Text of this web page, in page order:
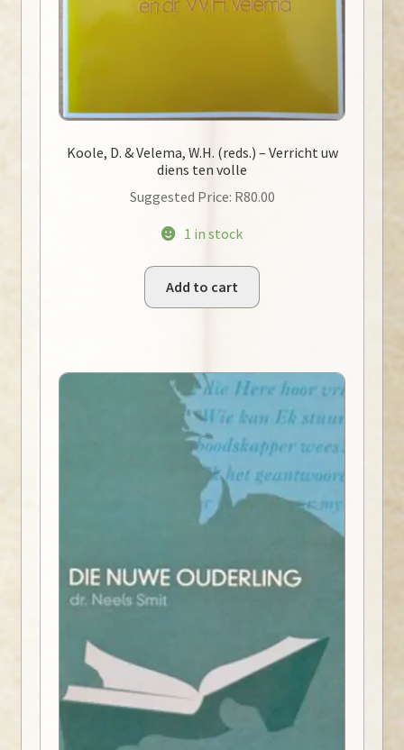
Koole, D. & Velema, W.H. (reds.) – Verricht uw
diens ten volle
Suggested Price: R80.00
1 in stock
Add to cart